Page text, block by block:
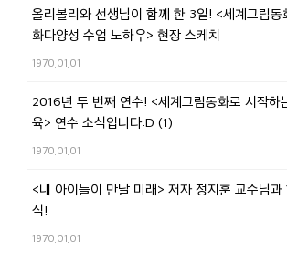
올리볼리와 선생님이 함께 한 3일! <세계그림동
화다양성 수업 노하우> 현장 스케치
1970.01.01
2016년 두 번째 연수! <세계그림동화로 시작하
육> 연수 소식입니다:D (1)
1970.01.01
<내 아이들이 만날 미래> 저자 정지훈 교수님과
식!
1970.01.01